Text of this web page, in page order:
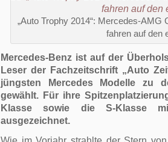
„Auto Trophy 2014“: Mercedes-
fahren auf den
Mercedes-Benz ist auf der
Leser der Fachzeitschrift „Auto
jüngsten Mercedes Modelle zu
gewählt. Für ihre
Klasse sowie die S-Klasse
ausgezeichnet.